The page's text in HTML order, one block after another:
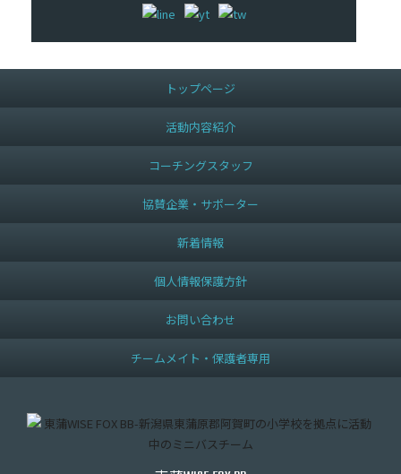
トップページ
活動内容紹介
コーチングスタッフ
協賛企業・サポーター
新着情報
個人情報保護方針
お問い合わせ
チームメイト・保護者専用